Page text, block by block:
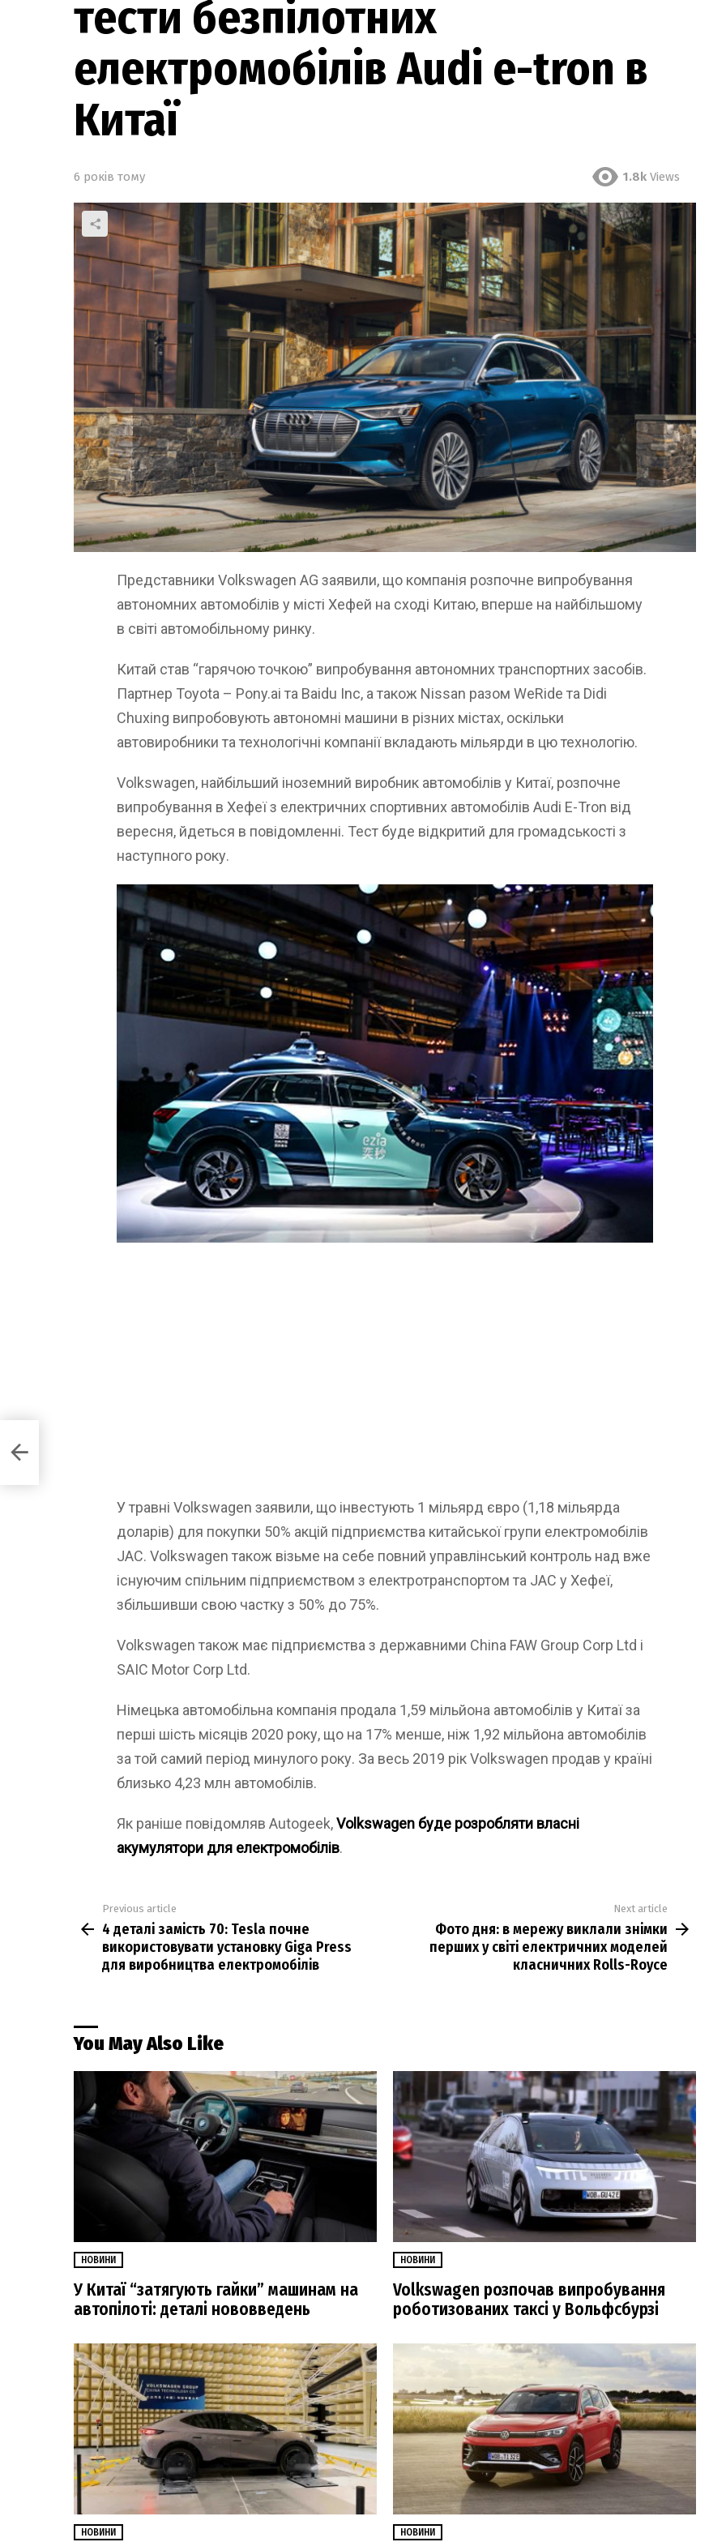
тести безпілотних
електромобілів Audi e-tron в
Китаї
6 років тому 1.8k Views
Представники Volkswagen AG заявили, що компанія розпочне випробування
автономних автомобілів у місті Хефей на сході Китаю, вперше на найбільшому
в світі автомобільному ринку.
Китай став “гарячою точкою” випробування автономних транспортних засобів.
Партнер Toyota – Pony.ai та Baidu Inc, а також Nissan разом WeRide та Didi
Chuxing випробовують автономні машини в різних містах, оскільки
автовиробники та технологічні компанії вкладають мільярди в цю технологію.
Volkswagen, найбільший іноземний виробник автомобілів у Китаї, розпочне
випробування в Хефеї з електричних спортивних автомобілів Audi E-Tron від
вересня, йдеться в повідомленні. Тест буде відкритий для громадськості з
наступного року.
У травні Volkswagen заявили, що інвестують 1 мільярд євро (1,18 мільярда
доларів) для покупки 50% акцій підприємства китайської групи електромобілів
JAC. Volkswagen також візьме на себе повний управлінський контроль над вже
існуючим спільним підприємством з електротранспортом та JAC у Хефеї,
збільшивши свою частку з 50% до 75%.
Volkswagen також має підприємства з державними China FAW Group Corp Ltd і
SAIC Motor Corp Ltd.
Німецька автомобільна компанія продала 1,59 мільйона автомобілів у Китаї за
перші шість місяців 2020 року, що на 17% менше, ніж 1,92 мільйона автомобілів
за той самий період минулого року. За весь 2019 рік Volkswagen продав у країні
близько 4,23 млн автомобілів.
Як раніше повідомляв Autogeek,Volkswagen буде розробляти власні
акумулятори для електромобілів.
more
Previous article
4 деталі замість 70: Tesla почне
використовувати установку Giga Press
для виробництва електромобілів
Next article
Фото дня: в мережу виклали знімки
перших у світі електричних моделей
класничних Rolls-Royce
You May Also Like
НОВИНИ
У Китаї “затягують гайки” машинам на
автопілоті: деталі нововведень
НОВИНИ
Volkswagen розпочав випробування
роботизованих таксі у Вольфсбурзі
НОВИНИ НОВИНИ
для